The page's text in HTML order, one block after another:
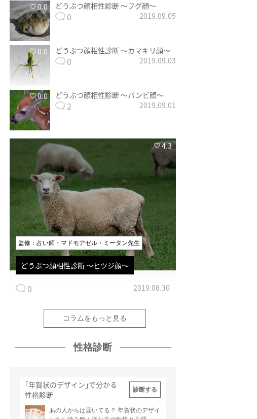
0.0 どうぶつ顔相性診断 〜フグ顔〜
0 2019.09.05
0.0 どうぶつ顔相性診断 〜カマキリ顔〜
0 2019.09.03
0.0 どうぶつ顔相性診断 〜バンビ顔〜
2 2019.09.01
4.3
監修：占い師・マドモアゼル・ミータン先生
どうぶつ顔相性診断 〜ヒツジ顔〜
0 2019.08.30
コラムをもっと見る
性格診断
｢年賀状のデザイン｣で分かる
性格診断
診断する
出典
あの人からは届いてる？ 年賀状のデザイ